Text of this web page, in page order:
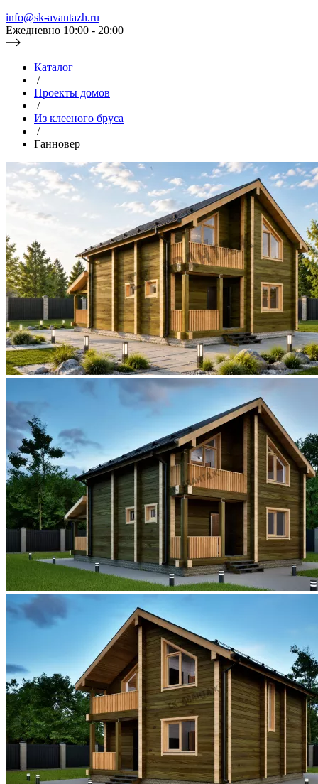
info@sk-avantazh.ru
Ежедневно 10:00 - 20:00
Каталог
/
Проекты домов
/
Из клееного бруса
/
Ганновер